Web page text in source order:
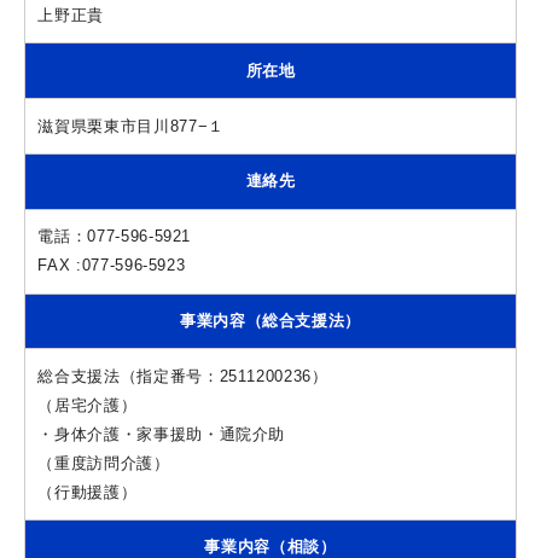
上野正貴
所在地
滋賀県栗東市目川877−１
連絡先
電話：077-596-5921
FAX :077-596-5923
事業内容（総合支援法）
総合支援法（指定番号：2511200236）
（居宅介護）
・身体介護・家事援助・通院介助
（重度訪問介護）
（行動援護）
事業内容（相談）